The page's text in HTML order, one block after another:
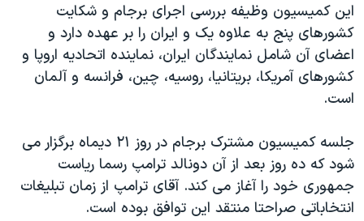
این کمیسیون وظیفه بررسی اجرای برجام و شکایت
کشورهای پنج به علاوه یک و ایران را بر عهده دارد و
اعضای آن شامل نمایندگان ایران، نماینده اتحادیه اروپا و
کشورهای آمریکا، بریتانیا، روسیه، چین، فرانسه و آلمان
است.
جلسه کمیسیون مشترک برجام در روز ۲۱ دیماه برگزار می
شود که ده روز بعد از آن دونالد ترامپ رسما ریاست
جمهوری خود را آغاز می کند. آقای ترامپ از زمان تبلیغات
انتخاباتی صراحتا منتقد این توافق بوده است.